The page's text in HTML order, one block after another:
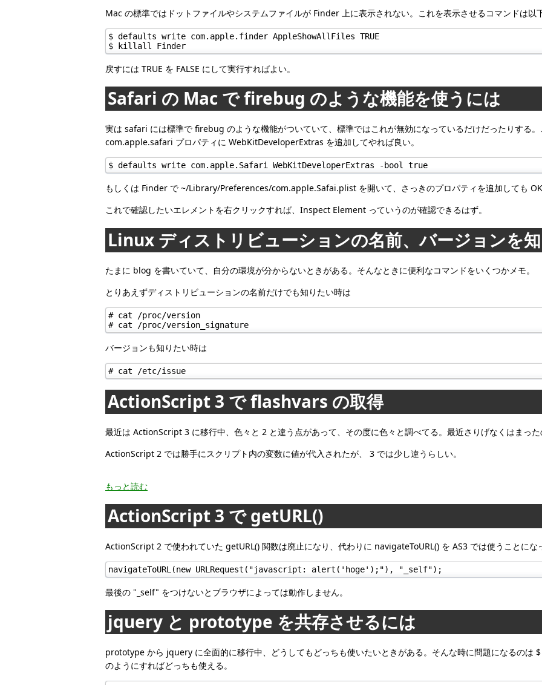
Mac の標準ではドットファイルやシステムファイルが Finder 上に表示されない。これを表示させるコマンドは以
$ defaults write com.apple.finder AppleShowAllFiles TRUE
$ killall Finder
戻すには TRUE を FALSE にして実行すればよい。
Safari の Mac で firebug のような機能を使うには
実は safari には標準で firebug のような機能がついていて、標準ではこれが無効になっているだけだったりする
com.apple.safari プロパティに WebKitDeveloperExtras を追加してやれば良い。
$ defaults write com.apple.Safari WebKitDeveloperExtras -bool true
もしくは Finder で ~/Library/Preferences/com.apple.Safai.plist を開いて、さっきのプロパティを追加しても
これで確認したいエレメントを右クリックすれば、Inspect Element っていうのが確認できるはず。
Linux ディストリビューションの名前、バージョンを
たまに blog を書いていて、自分の環境が分からないときがある。そんなときに便利なコマンドをいくつかメモ。
とりあえずディストリビューションの名前だけでも知りたい時は
# cat /proc/version
# cat /proc/version_signature
バージョンも知りたい時は
# cat /etc/issue
ActionScript 3 で flashvars の取得
最近は ActionScript 3 に移行中、色々と 2 と違う点があって、その度に色々と調べてる。最近さりげなくはまっ
ActionScript 2 では勝手にスクリプト内の変数に値が代入されたが、 3 では少し違うらしい。
もっと読む
ActionScript 3 で getURL()
ActionScript 2 で使われていた getURL() 関数は廃止になり、代わりに navigateToURL() を AS3 では使うことにな
navigateToURL(new URLRequest("javascript: alert('hoge');"), "_self");
最後の "_self" をつけないとブラウザによっては動作しません。
jquery と prototype を共存させるには
prototype から jquery に全面的に移行中、どうしてもどっちも使いたいときがある。そんな時に問題になるのは
のようにすればどっちも使える。